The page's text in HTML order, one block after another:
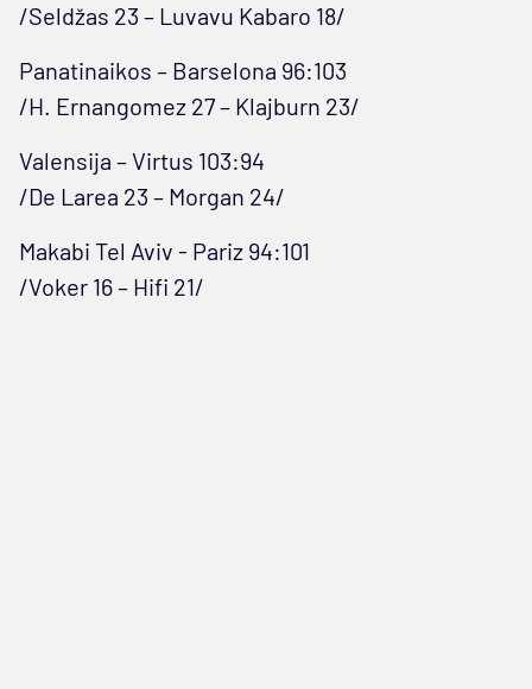
/Seldžas 23 – Luvavu Kabaro 18/
Panatinaikos – Barselona 96:103
/H. Ernangomez 27 – Klajburn 23/
Valensija – Virtus 103:94
/De Larea 23 – Morgan 24/
Makabi Tel Aviv - Pariz 94:101
/Voker 16 – Hifi 21/